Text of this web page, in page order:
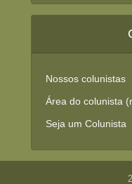
Nossos colunistas
Área do colunista
Seja um Colunista